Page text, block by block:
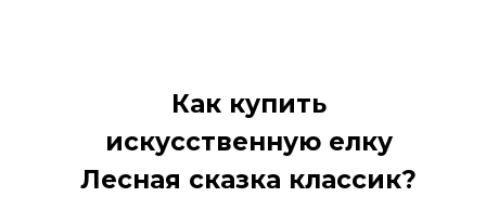
Как купить
искусственную елку
Лесная сказка классик?